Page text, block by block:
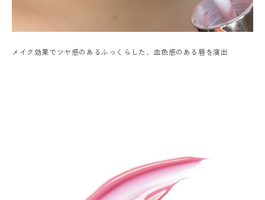
メイク効果でツヤ感のあるふっくらした、血色感のある唇を演出